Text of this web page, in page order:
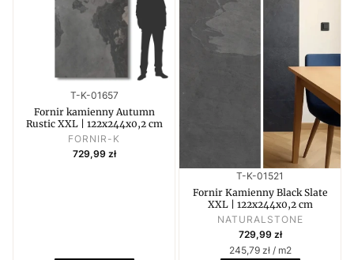
Kod produktu
T-K-01657
Fornir kamienny Autumn
Rustic XXL | 122x244x0,2 cm
PRODUCENT
FORNIR-K
Cena
729,99 zł
Kod produktu
T-K-01521
Fornir Kamienny Black Slate
XXL | 122x244x0,2 cm
PRODUCENT
NATURALSTONE
Cena
729,99 zł
Cena jednostkowa
245,79 zł / m2